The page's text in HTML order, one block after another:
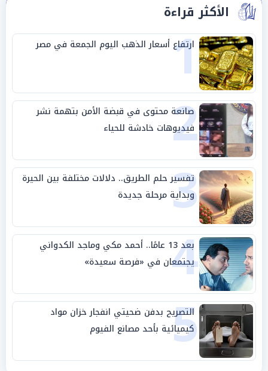
الأكثر قراءة
1
ارتفاع أسعار الذهب اليوم الجمعة في مصر
2
صانعة محتوى في قبضة الأمن بتهمة نشر
فيديوهات خادشة للحياء
3
تفسير حلم الطريق.. دلالات مختلفة بين الحيرة
وبداية مرحلة جديدة
4 بعد 13 عامًا.. أحمد مكي وماجد الكدواني
يجتمعان في «فرصة سعيدة»
5
التصريح بدفن ضحيتي انفجار خزان مواد
كيميائية بأحد مصانع الفيوم